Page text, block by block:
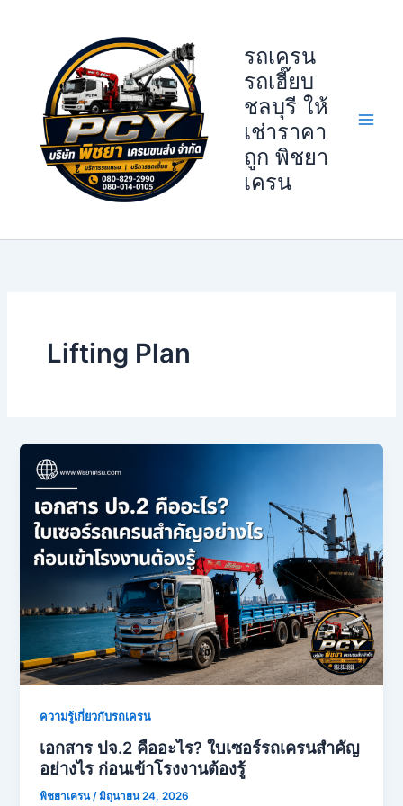
รถเครน
รถเฮี๊ยบ
ชลบุรี ให้
เช่าราคา
ถูก พิชยา
เครน
Lifting Plan
ความรู้เกี่ยวกับรถเครน
เอกสาร ปจ.2 คืออะไร? ใบเซอร์รถเครนสำคัญ
อย่างไร ก่อนเข้าโรงงานต้องรู้
พิชยาเครน /มิถุนายน 24, 2026